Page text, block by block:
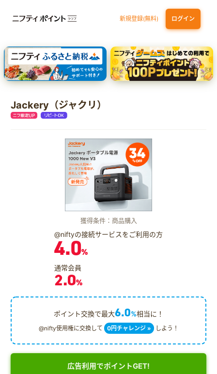
新規登録(無料) ログイン
dカード GOLD 三井住友カード ゴールド（NL）（家族カード発行）
【実質初月無料】DMM | Disney+(ディズニープラス) セットプラン
SBI証券 確定拠出年金（iDeCo）
Jackery（ジャクリ）
獲得条件：商品購入
@niftyの接続サービスをご利用の方
4.0%
通常会員
2.0%
ポイント交換で最大6.0%相当に！
@nifty使用権に交換して 0円チャレンジ » しよう！
広告利用でポイントGET!